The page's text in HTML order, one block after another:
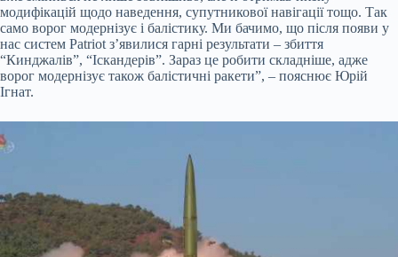
модифікацій щодо наведення, супутникової навігації тощо. Так
само ворог модернізує і балістику. Ми бачимо, що після появи у
нас систем Patriot з’явилися гарні результати – збиття
“Кинджалів”, “Іскандерів”. Зараз це робити складніше, адже
ворог модернізує також балістичні ракети”, – пояснює Юрій
Ігнат.